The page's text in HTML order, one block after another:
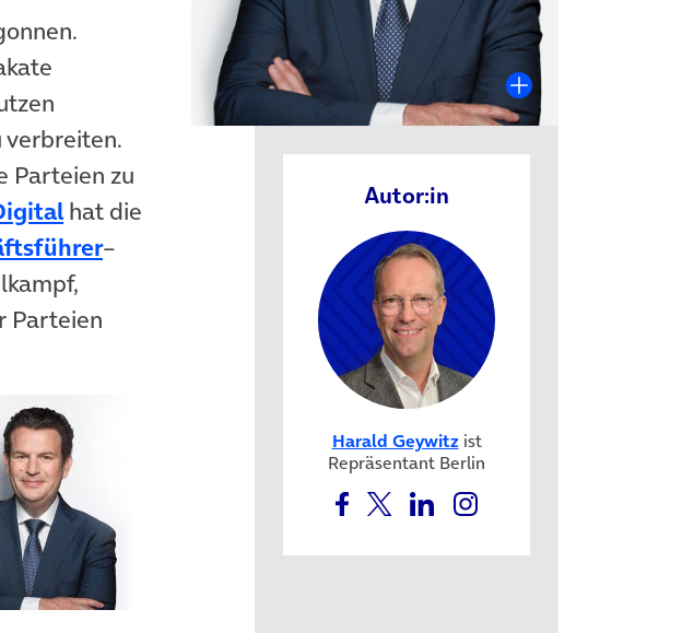
verbreiten.
Parteien zu
(öffnet in neuem Tab)
hat die
(öffnet in neuem Tab)
–
Parteien
Autor:in
Harald Geywitzist
Repräsentant Berlin